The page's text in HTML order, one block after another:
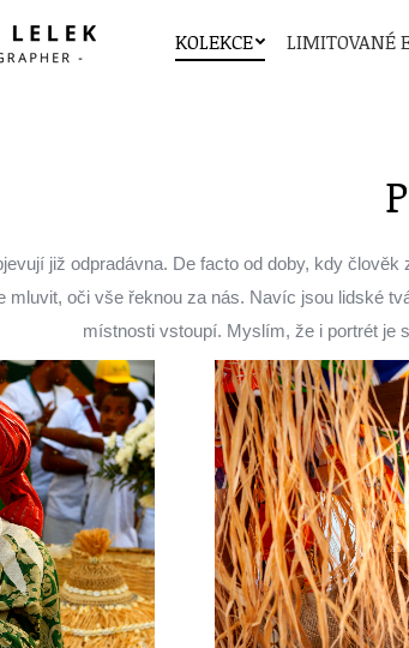
KOLEKCE LIMITOVANÉ
již odpradávna. De facto od doby, kdy
mluvit, oči vše řeknou za nás. Navíc jsou lidské
místnosti vstoupí. Myslím, že i portrét je